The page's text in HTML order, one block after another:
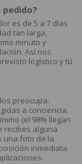
pedido?
es de 5 a 7 días
tan larga,
minuto y
Así nos
logístico y tú
preocupa.
a conciencia,
(el 98% llegan
recibes alguna
una foto de la
inmediata